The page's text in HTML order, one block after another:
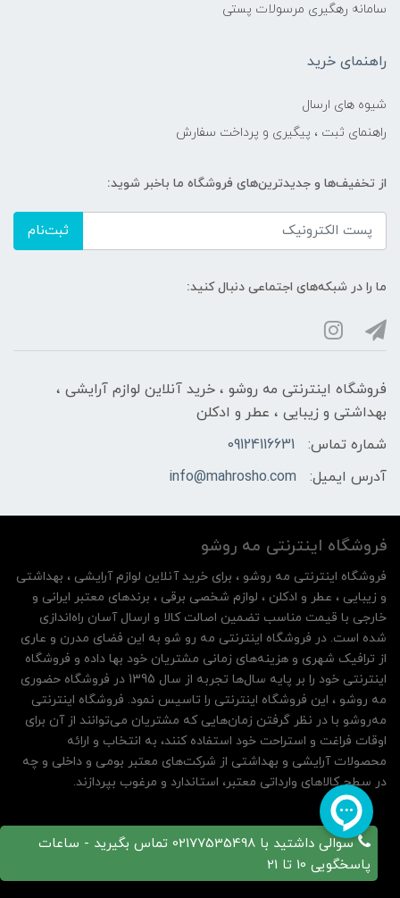
سامانه رهگیری مرسولات پستی
راهنمای خرید
شیوه های ارسال
راهنمای ثبت ، پیگیری و پرداخت سفارش
از تخفیف‌ها و جدیدترین‌های فروشگاه ما باخبر شوید:
ثبت‌نام
ما را در شبکه‌های اجتماعی دنبال کنید:
فروشگاه اینترنتی مه‌ رو‌شو ، خرید آنلاین لوازم آرایشی ،
بهداشتی و زیبایی ، عطر و ادکلن
شماره تماس:
09124116631
آدرس ایمیل:
info@mahrosho.com
سوالی داشتید با 02177535498 تماس بگیرید - ساعات
پاسخگویی 10 تا 21
فروشگاه اینترنتی مه‌ رو‌شو
فروشگاه اینترنتی مه‌ رو‌شو ، برای خرید آنلاین لوازم آرایشی ، بهداشتی
و زیبایی ، عطر و ادکلن ، لوازم شخصی برقی ، برندهای معتبر ایرانی و
خارجی با قیمت مناسب تضمین اصالت کالا و ارسال آسان راه‌اندازی
شده است. در فروشگاه اینترنتی مه رو شو به این فضای مدرن و عاری
از ترافیک شهری و هزینه‌های زمانی مشتریان خود بها داده و فروشگاه
اینترنتی خود را بر پایه سال‌ها تجربه از سال 1395 در فروشگاه حضوری
مه روشو ، این فروشگاه اینترنتی را تاسیس نمود. فروشگاه اینترنتی
مه‌رو‌شو با در نظر گرفتن زمان‌هایی که مشتریان می‌توانند از آن‌ برای
اوقات فراغت و استراحت خود استفاده کنند، به انتخاب و ارائه
محصولات آرایشی و بهداشتی از شرکت‌های معتبر بومی و داخلی و چه
در سطح کالاهای وارداتی معتبر، استاندارد و مرغوب بپردازند.